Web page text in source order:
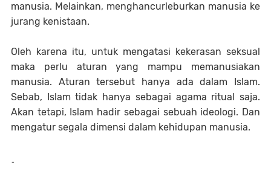
manusia. Melainkan, menghancurleburkan manusia ke
jurang kenistaan.
Oleh karena itu, untuk mengatasi kekerasan seksual
maka perlu aturan yang mampu memanusiakan
manusia. Aturan tersebut hanya ada dalam Islam.
Sebab, Islam tidak hanya sebagai agama ritual saja.
Akan tetapi, Islam hadir sebagai sebuah ideologi. Dan
mengatur segala dimensi dalam kehidupan manusia.
-